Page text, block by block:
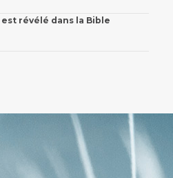
révélé dans la Bible